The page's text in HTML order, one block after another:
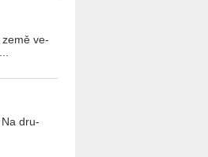
země ve­
Na dru­